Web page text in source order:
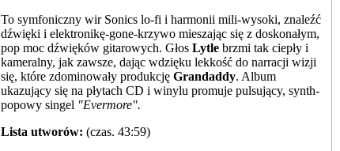
To symfoniczny wir Sonics lo-fi i harmonii mili-wysoki, znaleźć
dźwięki i elektronikę-gone-krzywo mieszając się z doskonałym,
pop moc dźwięków gitarowych. Głos Lytlebrzmi tak ciepły i
kameralny, jak zawsze, dając wdzięku lekkość do narracji wizji
się, które zdominowały produkcję Grandaddy. Album
ukazujący się na płytach CD i winylu promuje pulsujący, synth-
popowy singel "Evermore".
Lista utworów: (czas. 43:59)